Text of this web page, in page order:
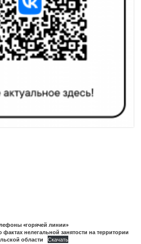
«горячей линии»
нелегальной занятости на территории
области
Скачать